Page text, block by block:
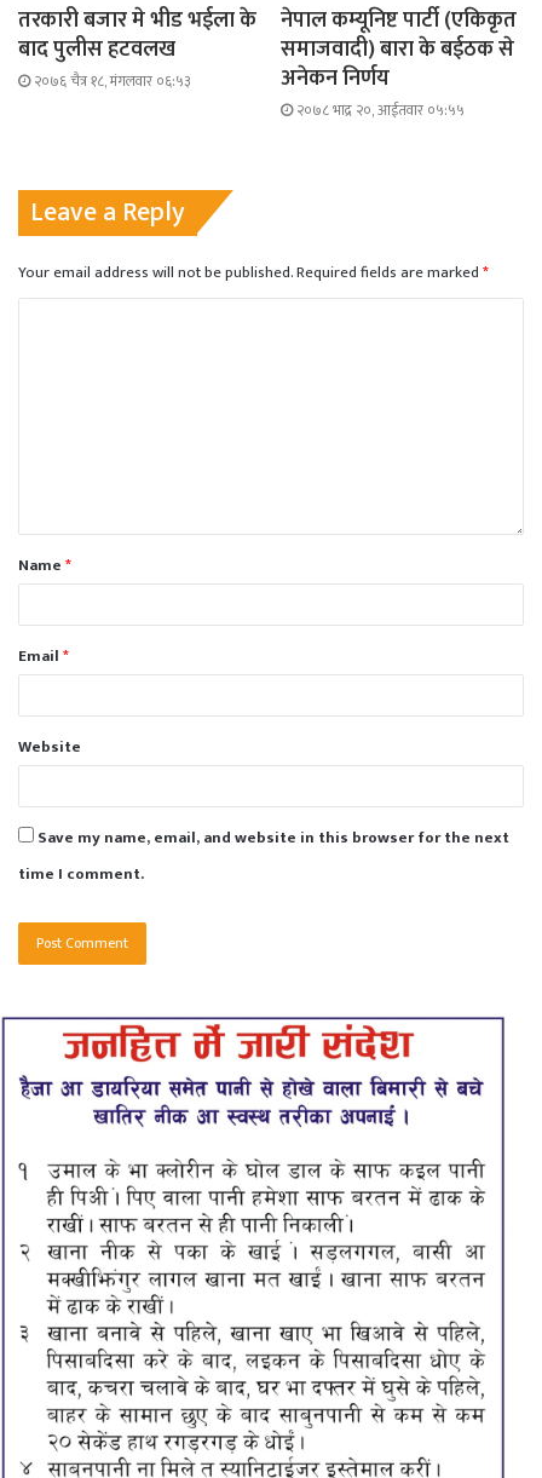
तरकारी बजार मे भीड भईला के
बाद पुलीस हटवलख
२०७६ चैत्र १८, मंगलवार ०६:५३
नेपाल कम्यूनिष्ट पार्टी (एकिकृत
समाजवादी) बारा के बईठक से
अनेकन निर्णय
२०७८ भाद्र २०, आईतवार ०५:५५
Leave a Reply
Your email address will not be published.Required fields are marked*
Name*
Email*
Website
Save my name, email, and website in this browser for the next
time I comment.